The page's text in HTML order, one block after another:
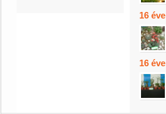
16 éve
16 éve